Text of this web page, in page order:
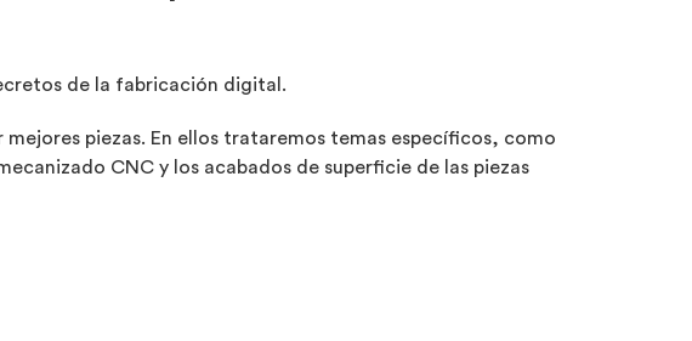
de la fabricación digital.
piezas. En ellos trataremos temas específicos, como
CNC y los acabados de superficie de las piezas